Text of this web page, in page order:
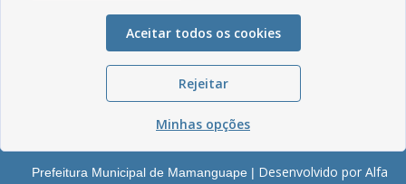
Glossário
Serviços Internos
Prefeitura Municipal de Mamanguape | Desenvolvido por Alfa
Aceitar todos os cookies
Rejeitar
Minhas opções